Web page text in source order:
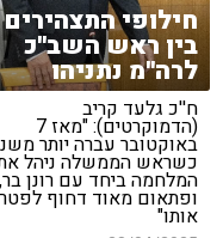
חילופי התצהירים
בין ראש השב''כ
לרה''מ נתניהו
ח''כ גלעד קריב
(הדמוקרטים): "מאז 7
באוקטובר עברה יותר
כשראש הממשלה ניהל
המלחמה ביחד עם רונן בר,
ופתאום מאוד דחוף לפטר
אותו"